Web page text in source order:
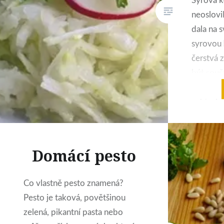
dala na
syrovou
čerstvá
den, s
někdo
jehož
slušně
Domácí pesto
Co vlastně pesto znamená?
Pesto je taková, povětšinou
zelená, pikantní pasta nebo